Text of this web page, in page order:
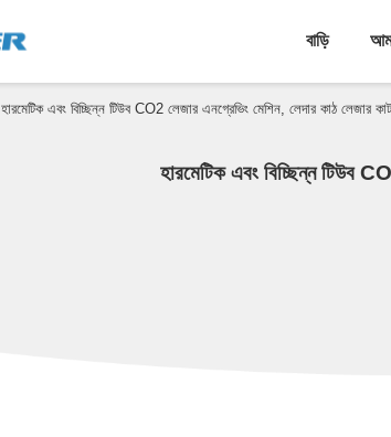
বাড়ি
হারমেটিক এবং বিচ্ছিন্ন টিউব CO2 লেজার এনগ্রেভিং মেশিন, লেদার কাঠ লেজার
হারমেটিক এবং বিচ্ছিন্ন টিউব